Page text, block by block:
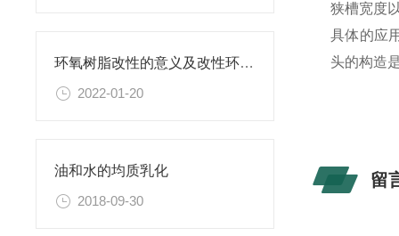
环氧树脂改性的意义及改性环氧树脂研磨分散机的相关介绍
2022-01-20
油和水的均质乳化
2018-09-30
狭槽宽度
具体的应
头的构造
留